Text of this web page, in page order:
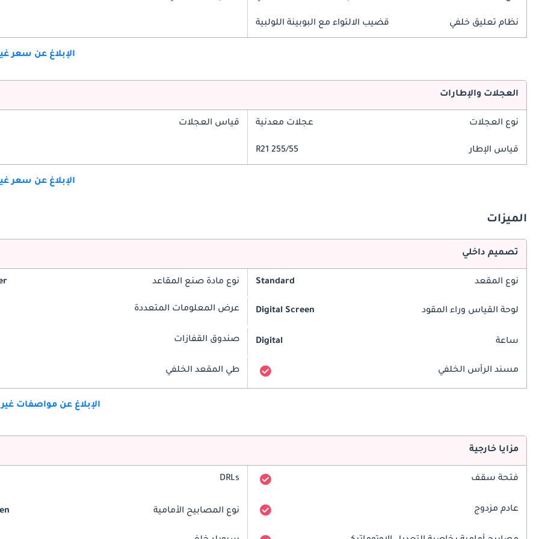
نظام تعليق خلفي قضيب الالتواء مع البوبينة اللولبية
الإبلاغ عن سعر
العجلات والإطارات
نوع العجلات عجلات معدنية قياس العجلات
قياس الإطار 255/55 R21
الإبلاغ عن سعر
الميزات
تصميم داخلي
نوع المقعد Standard نوع مادة صنع المقاعد
لوحة القياس وراء المقود Digital Screen عرض المعلومات المتعددة
ساعة Digital صندوق القفازات
مسند الرأس الخلفي طي المقعد الخلفي
الإبلاغ عن مواصفات
مزايا خارجية
فتحة سقف DRLs
عادم مزدوج نوع المصابيح الأمامية